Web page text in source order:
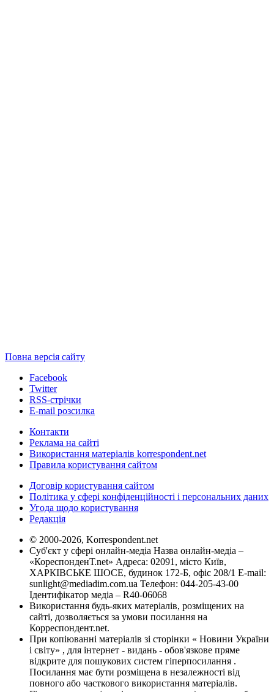
Повна версія сайту
Facebook
Twitter
RSS-стрічки
E-mail розсилка
Контакти
Реклама на сайті
Використання матеріалів korrespondent.net
Правила користування сайтом
Договір користування сайтом
Політика у сфері конфіденційності і персональних даних
Угода щодо користування
Редакція
© 2000-2026, Korrespondent.net
Суб'єкт у сфері онлайн-медіа Назва онлайн-медіа –
«КореспонденТ.net» Адреса: 02091, місто Київ,
ХАРКІВСЬКЕ ШОСЕ, будинок 172-Б, офіс 208/1 E-mail:
sunlight@mediadim.com.ua Телефон: 044-205-43-00
Ідентифікатор медіа – R40-06068
Використання будь-яких матеріалів, розміщених на
сайті, дозволяється за умови посилання на
Корреспондент.net.
При копіюванні матеріалів зі сторінки « Новини України
і світу» , для інтернет - видань - обов'язкове пряме
відкрите для пошукових систем гіперпосилання .
Посилання має бути розміщена в незалежності від
повного або часткового використання матеріалів.